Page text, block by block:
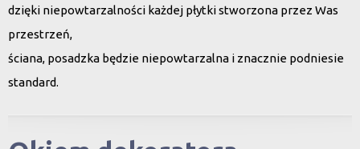
dzięki niepowtarzalności każdej płytki stworzona przez Was
przestrzeń,
ściana, posadzka będzie niepowtarzalna i znacznie podniesie
standard.